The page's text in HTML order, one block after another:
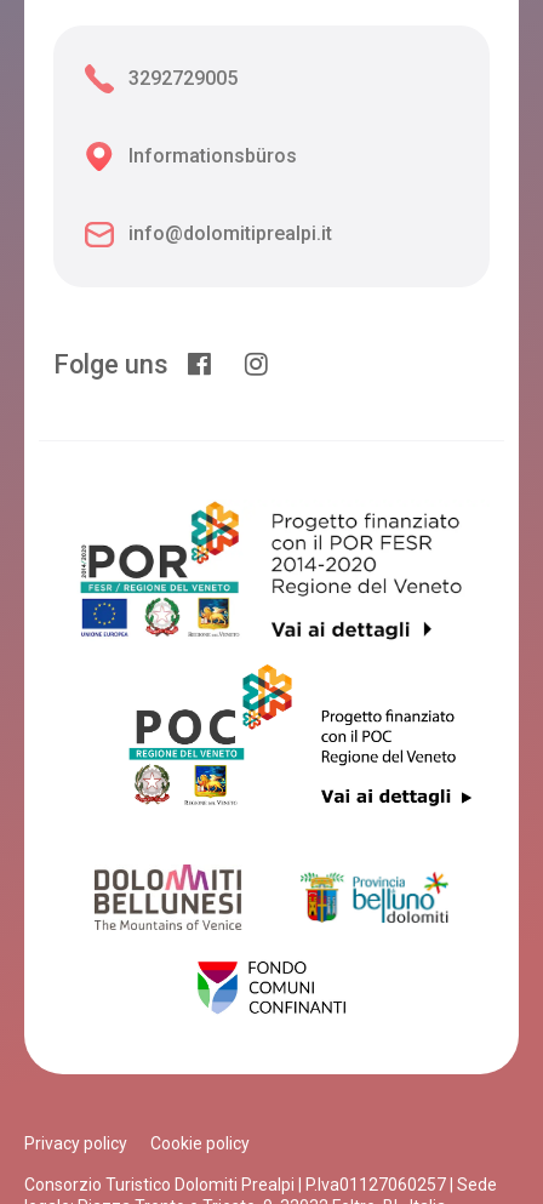
3292729005
Informationsbüros
info@dolomitiprealpi.it
Folge uns
Privacy policy Cookie policy
Consorzio Turistico Dolomiti Prealpi | P.Iva01127060257 | Sede